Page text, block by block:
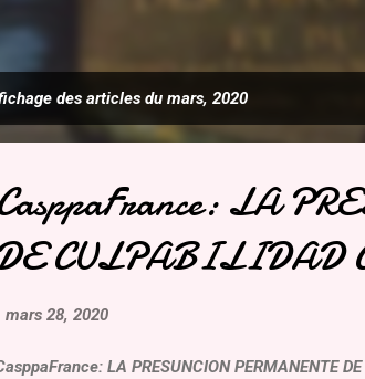
des articles du mars, 2020
LA
CULPABILIDAD
mars 28, 2020
LA PRESUNCION PERMANENTE